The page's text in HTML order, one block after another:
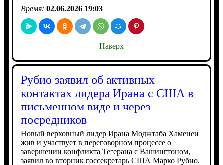
Время: 02.06.2026 19:03
Наверх
Рубио заявил об активных
контактах лидера Ирана с США в
письменном виде и через
посредников
Новый верховный лидер Ирана Моджтаба Хаменеи
жив и участвует в переговорном процессе о
завершении конфликта Тегерана с Вашингтоном,
заявил во вторник госсекретарь США Марко Рубио.